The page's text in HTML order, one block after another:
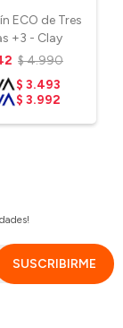
ECO de Tres
+3 - Clay
$4.990
$ 3.493
$ 3.992
SUSCRIBIRME